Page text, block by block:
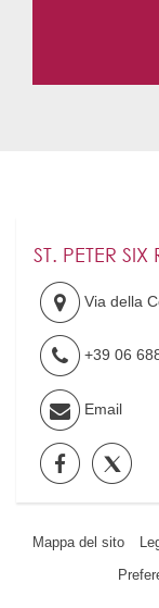
ST. PETER
Via della
+39 06
Email
Mappa del sito